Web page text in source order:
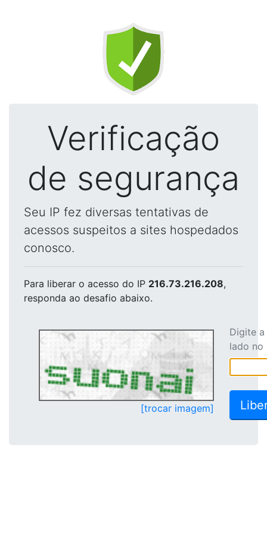
Verificação
de segurança
Seu IP fez diversas tentativas de
acessos suspeitos a sites hospedados
conosco.
Para liberar o acesso do IP 216.73.216.208,
responda ao desafio abaixo.
[trocar imagem]
Digite
lado no